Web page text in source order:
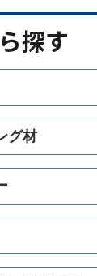
探す
グ材